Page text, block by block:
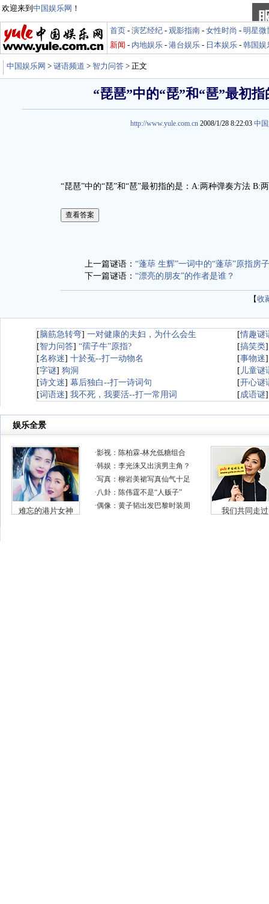
欢迎来到 中国娱乐网 ！
首页 - 演艺经纪 - 观影指南 - 女性时尚 - 明星微
新闻 - 内地娱乐 - 港台娱乐 - 日本娱乐 - 韩国娱
中国娱乐网 > 谜语频道 > 智力问答 > 正文
“琵琶”中的“琵”和“琶”最初
http://www.yule.com.cn 2008/1/28 8:22:03 中
“琵琶”中的“琵”和“琶”最初指的是：A:两种弹奏方法 B:
上一篇谜语： “蓬荜 生辉”一词中的“蓬荜”原指房
下一篇谜语： “漂亮的朋友”的作者是谁？
【收
[脑筋急转弯] 一对健康的夫妇，为什么会生 [情趣谜
[智力问答] “孺子牛”原指? [搞笑类
[名称迷] 十於菟--打一动物名 [事物迷
[字谜] 狗洞 [ 儿童谜
[诗文迷] 幕后独白--打一诗词句 [开心谜
[词语迷] 我不死，我要活--打一常用词 [成语谜